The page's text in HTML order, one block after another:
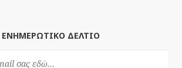
ΕΝΗΜΕΡΩΤΙΚΌ ΔΕΛΤΊΟ